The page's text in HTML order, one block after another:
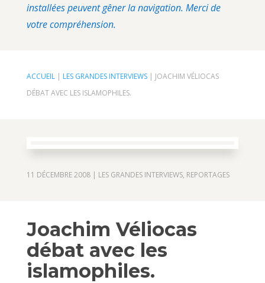
installées peuvent gêner la navigation. Merci de
votre compréhension.
ACCUEIL| LES GRANDES INTERVIEWS| JOACHIM VÉLIOCAS
DÉBAT AVEC LES ISLAMOPHILES.
11 DÉCEMBRE 2008| LES GRANDES INTERVIEWS, REPORTAGES
Joachim Véliocas
débat avec les
islamophiles.